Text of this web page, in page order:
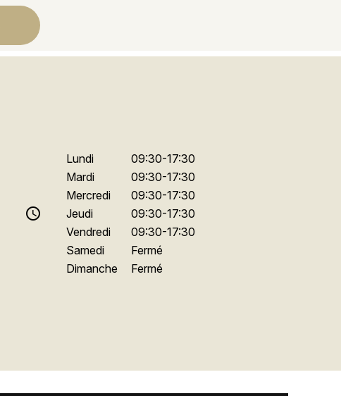
access_time
Lundi
09:30-17:30
Mardi
09:30-17:30
Mercredi
09:30-17:30
Jeudi
09:30-17:30
Vendredi
09:30-17:30
Samedi
Fermé
Dimanche
Fermé